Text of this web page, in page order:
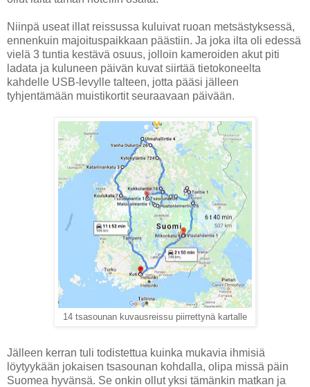
Niinpä useat illat reissussa kuluivat ruoan metsästyksessä,
ennenkuin majoituspaikkaan päästiin. Ja joka ilta oli edessä
vielä 3 tuntia kestävä osuus, jolloin kameroiden akut piti
ladata ja kuluneen päivän kuvat siirtää tietokoneelta
kahdelle USB-levylle talteen, jotta pääsi jälleen
tyhjentämään muistikortit seuraavaan päivään.
14 tsasounan kuvausreissu piirrettynä kartalle
Jälleen kerran tuli todistettua kuinka mukavia ihmisiä
löytyykään jokaisen tsasounan kohdalla, olipa missä päin
Suomea hyvänsä. Se onkin ollut yksi tämänkin matkan ja